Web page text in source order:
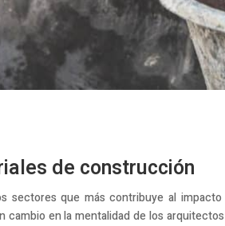
de construcción
sectores que más contribuye al
cambio en la mentalidad de los